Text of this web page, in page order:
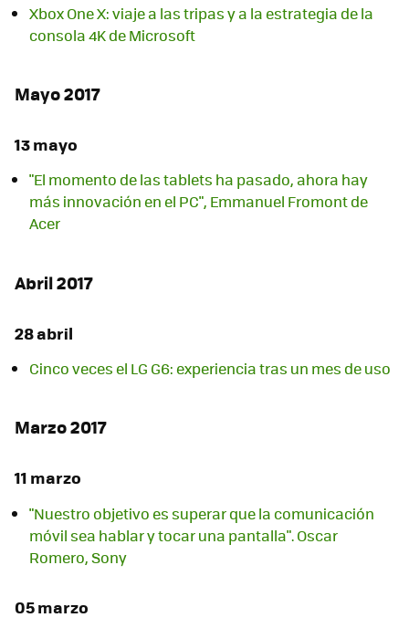
Xbox One X: viaje a las tripas y a la estrategia de la
consola 4K de Microsoft
Mayo 2017
13 mayo
"El momento de las tablets ha pasado, ahora hay
más innovación en el PC", Emmanuel Fromont de
Acer
Abril 2017
28 abril
Cinco veces el LG G6: experiencia tras un mes de uso
Marzo 2017
11 marzo
"Nuestro objetivo es superar que la comunicación
móvil sea hablar y tocar una pantalla". Oscar
Romero, Sony
05 marzo